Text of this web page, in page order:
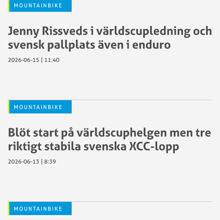
MOUNTAINBIKE
Jenny Rissveds i världscupledning och
svensk pallplats även i enduro
2026-06-15 | 11:40
MOUNTAINBIKE
Blöt start på världscuphelgen men tre
riktigt stabila svenska XCC-lopp
2026-06-13 | 8:39
MOUNTAINBIKE